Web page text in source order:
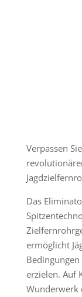
Verpassen
Das
ermöglicht
erzielen. Auf
Wunderwerk